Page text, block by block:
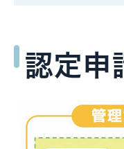
認定申